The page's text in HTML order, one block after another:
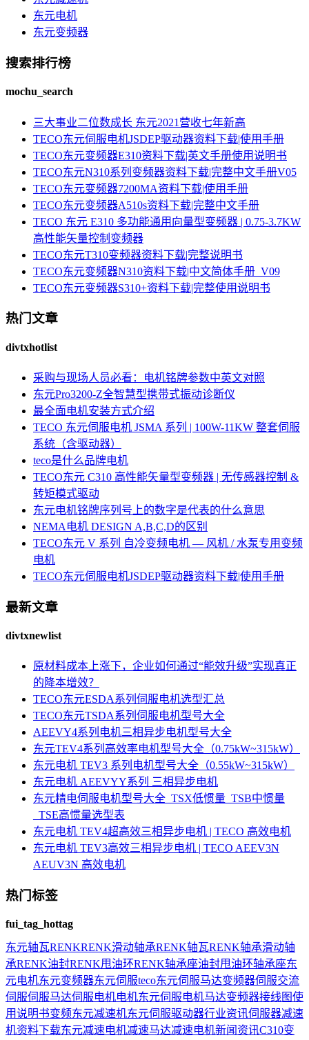
东元电机
东元变频器
搜索排行榜
mochu_search
三大事业二位数成长 东元2021营收七年新高
TECO东元伺服电机JSDEP驱动器资料下载|使用手册
TECO东元变频器E310资料下载|英文手册使用说明书
TECO东元N310系列变频器资料下载|完整中文手册V05
TECO东元变频器7200MA资料下载|使用手册
TECO东元变频器A510s资料下载|完整中文手册
TECO 东元 E310 多功能通用向量型变频器 | 0.75-3.7KW
高性能矢量控制变频器
TECO东元T310变频器资料下载|完整说明书
TECO东元变频器N310资料下载|中文简体手册_V09
TECO东元变频器S310+资料下载|完整使用说明书
热门文章
divtxhotlist
采购与现场人员必看：电机铭牌参数中英文对照
东元Pro3200-Z全智慧型携带式振动诊断仪
最全面电机安装方式介绍
TECO 东元伺服电机 JSMA 系列 | 100W-11KW 整套伺服
系统（含驱动器）
teco是什么品牌电机
TECO东元 C310 高性能矢量型变频器 | 无传感器控制 &
转矩模式驱动
东元电机铭牌序列号上的数字是代表的什么意思
NEMA电机 DESIGN A,B,C,D的区别
TECO东元 V 系列 自冷变频电机 — 风机 / 水泵专用变频
电机
TECO东元伺服电机JSDEP驱动器资料下载|使用手册
最新文章
divtxnewlist
原材料成本上涨下，企业如何通过“能效升级”实现真正
的降本增效？
TECO东元ESDA系列伺服电机选型汇总
TECO东元TSDA系列伺服电机型号大全
AEEVY4系列电机三相异步电机型号大全
东元TEV4系列高效率电机型号大全（0.75kW~315kW）
东元电机 TEV3 系列电机型号大全（0.55kW~315kW）
东元电机 AEEVYY系列 三相异步电机
东元精电伺服电机型号大全_TSX低惯量_TSB中惯量
_TSE高惯量选型表
东元电机 TEV4超高效三相异步电机 | TECO 高效电机
东元电机 TEV3高效三相异步电机 | TECO AEEV3N
AEUV3N 高效电机
热门标签
fui_tag_hottag
东元轴瓦RENKRENK滑动轴承RENK轴瓦RENK轴承滑动轴
承RENK油封RENK甩油环RENK轴承座油封甩油环轴承座东
元电机东元变频器东元伺服teco东元伺服马达变频器伺服交流
伺服伺服马达伺服电机电机东元伺服电机马达变频器接线图使
用说明书变频东元减速机东元伺服驱动器行业资讯伺服器减速
机资料下载东元减速电机减速马达减速电机新闻资讯C310变